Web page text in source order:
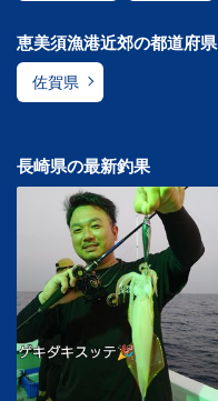
恵美須漁港近郊の都道府県
佐賀県
長崎県の最新釣果